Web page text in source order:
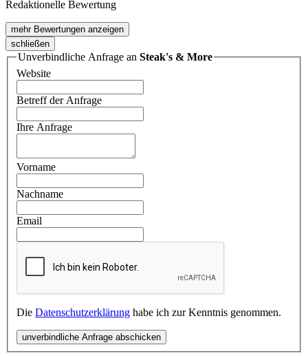
Redaktionelle Bewertung
mehr Bewertungen anzeigen
schließen
Unverbindliche Anfrage an Steak's & More
Website
Betreff der Anfrage
Ihre Anfrage
Vorname
Nachname
Email
Die Datenschutzerklärung habe ich zur Kenntnis genommen.
unverbindliche Anfrage abschicken